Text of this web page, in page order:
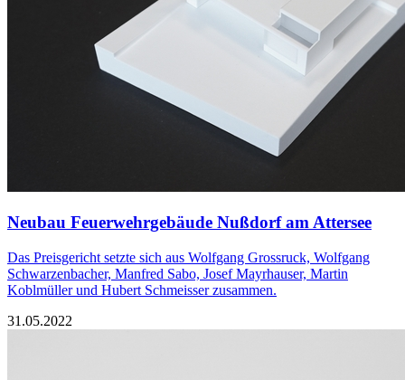
Neubau Feuerwehrgebäude Nußdorf am Attersee
Das Preisgericht setzte sich aus Wolfgang Grossruck, Wolfgang
Schwarzenbacher, Manfred Sabo, Josef Mayrhauser, Martin
Koblmüller und Hubert Schmeisser zusammen.
31.05.2022